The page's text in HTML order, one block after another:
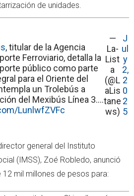
de unidades.
, titular de la Agencia
Ferroviario, detalla la
público como parte
para el Oriente del
un Trolebús a
del Mexibús Línea 3.…
LunlwfZVFc
—
La-
List
a
(@L
aLis
tane
ws)
J
ul
y
2,
2
0
2
5
general del Instituto
(IMSS), Zoé Robledo, anunció
12 mil millones de pesos para: